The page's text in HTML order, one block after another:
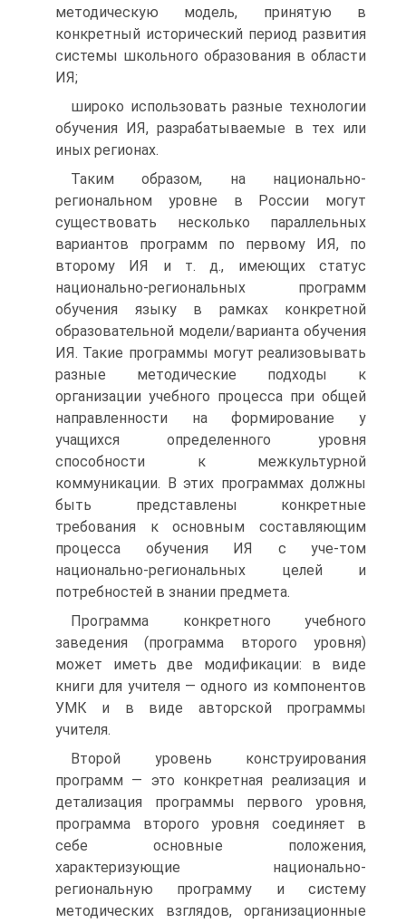
методическую модель, принятую в
конкретный исторический период развития
системы школьного образования в области
ИЯ;
широко использовать разные технологии
обучения ИЯ, разрабатываемые в тех или
иных регионах.
Таким образом, на национально-
региональном уровне в России могут
существовать несколько параллельных
вариантов программ по первому ИЯ, по
второму ИЯ и т. д., имеющих статус
национально-региональных программ
обучения языку в рамках конкретной
образовательной модели/варианта обучения
ИЯ. Такие программы могут реализовывать
разные методические подходы к
организации учебного процесса при общей
направленности на формирование у
учащихся определенного уровня
способности к межкультурной
коммуникации. В этих программах должны
быть представлены конкретные
требования к основным составляющим
процесса обучения ИЯ с уче-том
национально-региональных целей и
потребностей в знании предмета.
Программа конкретного учебного
заведения (программа второго уровня)
может иметь две модификации: в виде
книги для учителя — одного из компонентов
УМК и в виде авторской программы
учителя.
Второй уровень конструирования
программ — это конкретная реализация и
детализация программы первого уровня,
программа второго уровня соединяет в
себе основные положения,
характеризующие национально-
региональную программу и систему
методических взглядов, организационные